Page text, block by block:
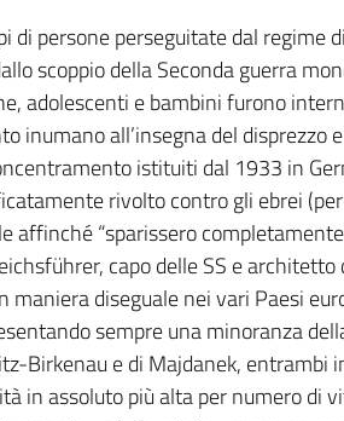
di persone perseguitate dal regime
scoppio della Seconda guerra
adolescenti e bambini furono
inumano all’insegna del disprezzo
istituiti dal 1933 in
rivolto contro gli ebrei
affinché “sparissero
capo delle SS e
diseguale nei vari Paesi
sempre una minoranza
Birkenau e di Majdanek, entrambi
in assoluto più alta per numero di